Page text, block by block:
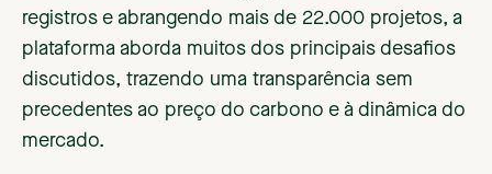
registros e abrangendo mais de 22.000 projetos, a
plataforma aborda muitos dos principais desafios
discutidos, trazendo uma transparência sem
precedentes ao preço do carbono e à dinâmica do
mercado.